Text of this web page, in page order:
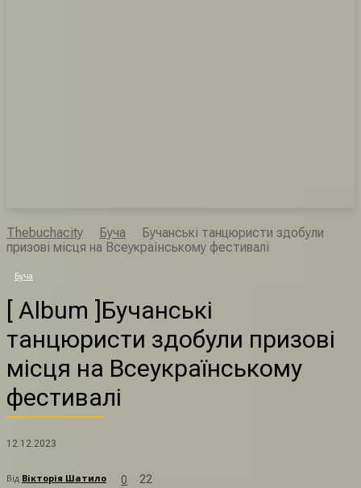
Thebuchacity Буча
Бучанські танцюристи здобули
призові місця на Всеукраїнському фестивалі
Буча
[ Album ]Бучанські
танцюристи здобули призові
місця на Всеукраїнському
фестивалі
12.12.2023
Від Вікторія Шатило 0 22